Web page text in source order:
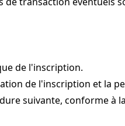
de l'inscription.
de l'inscription et la
suivante, conforme à